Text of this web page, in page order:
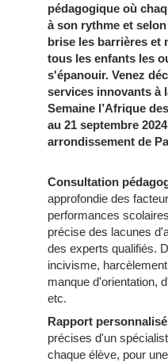
pédagogique où
à son rythme et
brise les barrières et
tous les enfants les
s'épanouir. Venez
services innovants à
Semaine l’Afrique
au 21 septembre
arrondissement de
Consultation
approfondie des
performances
précise des lacunes
des experts qualifiés.
incivisme,
manque d'orientation,
etc.
Rapport
précises d'un
chaque élève, pour